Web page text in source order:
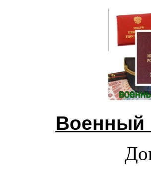
Военный